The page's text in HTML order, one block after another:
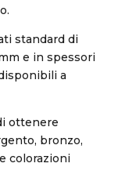
standard di
e in spessori
a
ottenere
bronzo,
colorazioni